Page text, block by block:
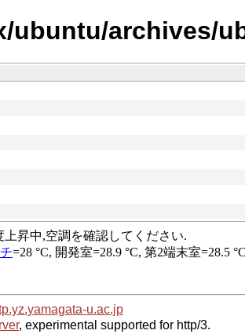
ubuntu/archives/
u.ac.jp
, experimental supported for http/3.